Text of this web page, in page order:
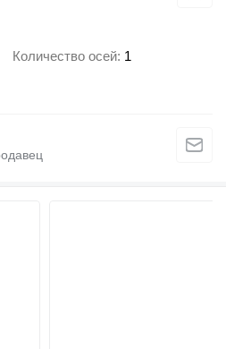
Количество осей 1